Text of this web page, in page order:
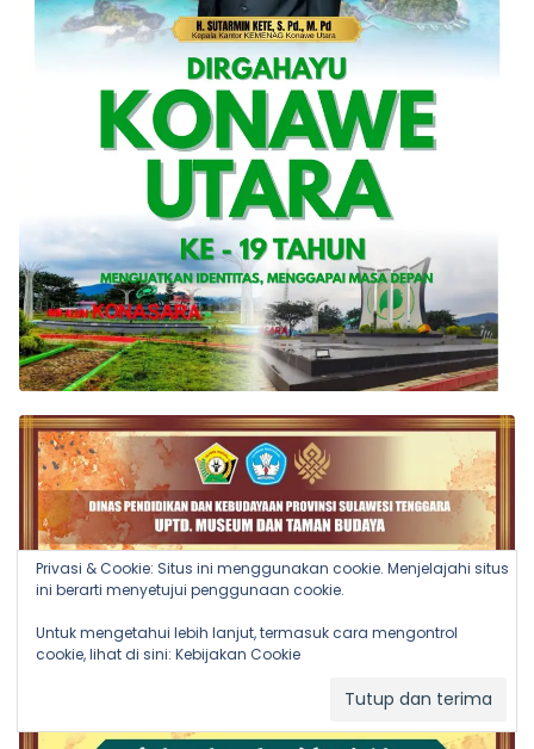
Privasi & Cookie: Situs ini menggunakan cookie. Menjelajahi situs
ini berarti menyetujui penggunaan cookie.
Untuk mengetahui lebih lanjut, termasuk cara mengontrol
cookie, lihat di sini: Kebijakan Cookie